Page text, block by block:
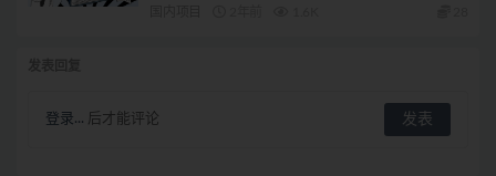
登录... 后才能评论